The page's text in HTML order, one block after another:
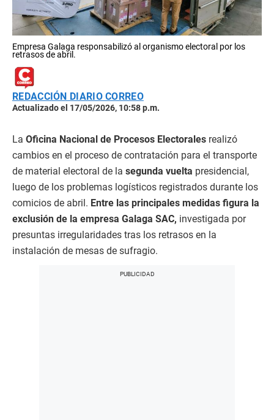
Empresa Galaga responsabilizó al organismo electoral por los
retrasos de abril.
REDACCIÓN DIARIO CORREO
Actualizado el 17/05/2026, 10:58 p.m.
La Oficina Nacional de Procesos Electorales realizó
cambios en el proceso de contratación para el transporte
de material electoral de la segunda vuelta presidencial,
luego de los problemas logísticos registrados durante los
comicios de abril. Entre las principales medidas figura la
exclusión de la empresa Galaga SAC, investigada por
presuntas irregularidades tras los retrasos en la
instalación de mesas de sufragio.